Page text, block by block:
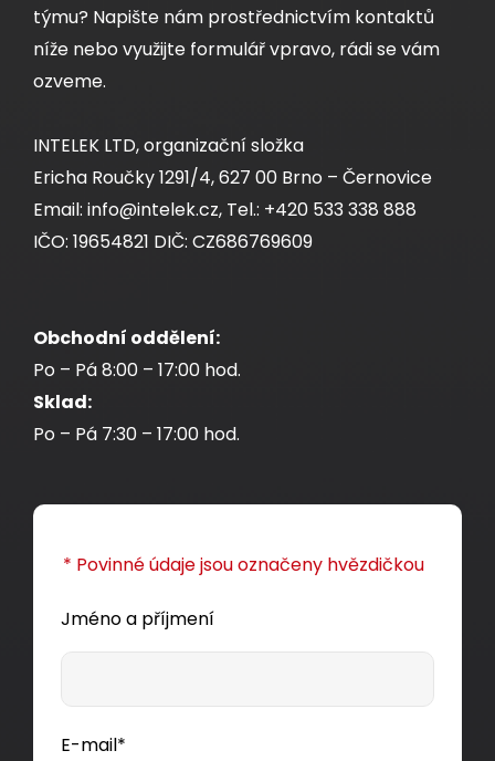
týmu? Napište nám prostřednictvím kontaktů
níže nebo využijte formulář vpravo, rádi se vám
ozveme.
INTELEK LTD, organizační složka
Ericha Roučky 1291/4, 627 00 Brno – Černovice
Email: info@intelek.cz, Tel.: +420 533 338 888
IČO: 19654821 DIČ: CZ686769609
Obchodní oddělení:
Po – Pá 8:00 – 17:00 hod.
Sklad:
Po – Pá 7:30 – 17:00 hod.
* Povinné údaje jsou označeny hvězdičkou
Jméno a příjmení
E-mail*